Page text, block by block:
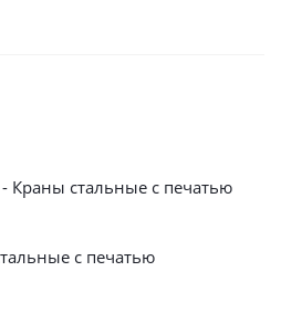
Краны стальные с печатью
с печатью